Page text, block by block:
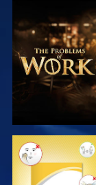
EXPLORAR A
SÉRIE
VER